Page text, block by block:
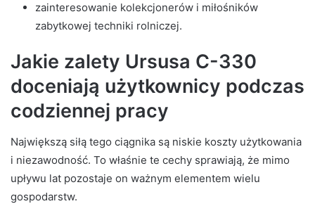
zainteresowanie kolekcjonerów i miłośników
zabytkowej techniki rolniczej.
Jakie zalety Ursusa C-330
doceniają użytkownicy podczas
codziennej pracy
Największą siłą tego ciągnika są niskie koszty użytkowania
i niezawodność. To właśnie te cechy sprawiają, że mimo
upływu lat pozostaje on ważnym elementem wielu
gospodarstw.